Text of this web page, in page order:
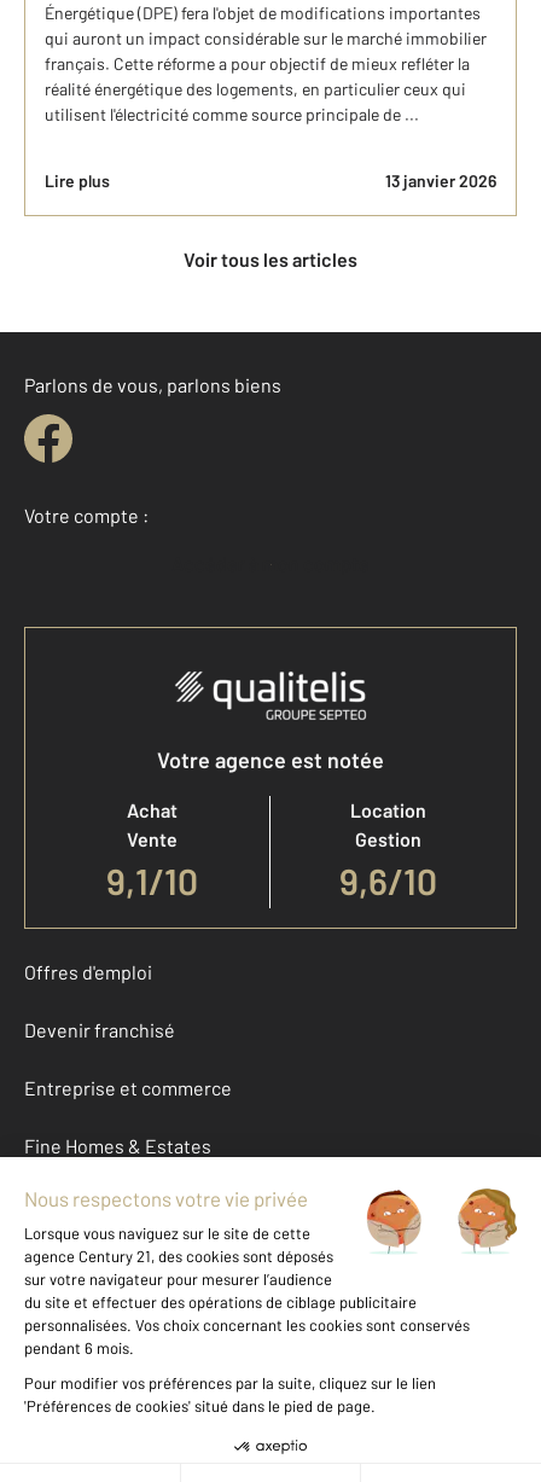
Énergétique (DPE) fera l'objet de modifications importantes
qui auront un impact considérable sur le marché immobilier
français. Cette réforme a pour objectif de mieux refléter la
réalité énergétique des logements, en particulier ceux qui
utilisent l'électricité comme source principale de ...
Lire plus 13 janvier 2026
Voir tous les articles
Parlons de vous, parlons biens
Votre compte :
Accéder à mon compte
Votre agence est notée
Achat
Vente
9,1/10
Location
Gestion
9,6/10
Offres d'emploi
Devenir franchisé
Entreprise et commerce
Fine Homes & Estates
À propos
International
Nous contacter
Données personnelles